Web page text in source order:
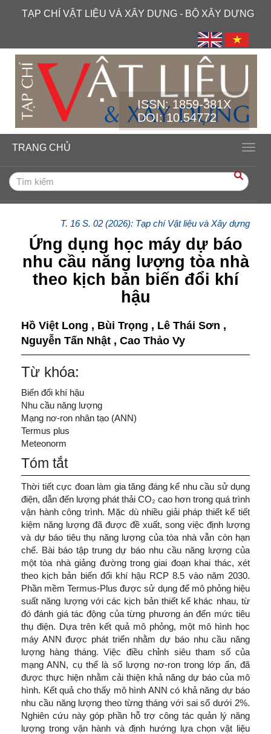
##plugins.themes.academic_free.accessible_menu.label##
##plugins.themes.academic_free.accessible_menu.sidebar##
TẠP CHÍ VẬT LIỆU VÀ XÂY DỰNG - BỘ XÂY DỰNG
ISSN:1859-381X
DOI: 10.54772
TRANG CHỦ
T. 16 S. 02 (2026): Tạp chí Vật liệu và Xây dựng
Ứng dụng học máy dự báo
nhu cầu năng lượng tòa nhà
theo kịch bản biến đổi khí
hậu
Hồ Việt Long , Bùi Trọng , Lê Thái Sơn ,
Nguyễn Tấn Nhật , Cao Thảo Vy
Từ khóa:
Biến đổi khí hậu
Nhu cầu năng lượng
Mạng nơ-ron nhân tạo (ANN)
Termus plus
Meteonorm
Tóm tắt
Thời tiết cực đoan làm gia tăng đáng kể nhu cầu sử dụng
điện, dẫn đến lượng phát thải CO₂ cao hơn trong quá trình
vận hành công trình. Mặc dù nhiều giải pháp thiết kế tiết
kiệm năng lượng đã được đề xuất, song việc định lượng
và dự báo tiêu thụ năng lượng của tòa nhà vẫn còn hạn
chế. Bài báo tập trung dự báo nhu cầu năng lượng của
một tòa nhà giảng đường trong giai đoạn khai thác, xét
theo kịch bản biến đổi khí hậu RCP 8.5 vào năm 2030.
Phần mềm Termus-Plus được sử dụng để mô phỏng hiệu
suất năng lượng với các kịch bản thiết kế khác nhau, từ
đó đánh giá tác động của từng phương án đến mức tiêu
thụ điện. Dựa trên kết quả mô phỏng, một mô hình học
máy ANN được phát triển nhằm dự báo nhu cầu năng
lượng hàng tháng. Việc điều chỉnh siêu tham số của
mạng ANN, cụ thể là số lượng nơ-ron trong lớp ẩn, đã
được thực hiện nhằm cải thiện khả năng dự báo của mô
hình. Kết quả cho thấy mô hình ANN có khả năng dự báo
nhu cầu năng lượng theo từng tháng với sai số dưới 2%.
Nghiên cứu này góp phần hỗ trợ công tác quản lý năng
lượng trong vận hành và định hướng lựa chọn vật liệu